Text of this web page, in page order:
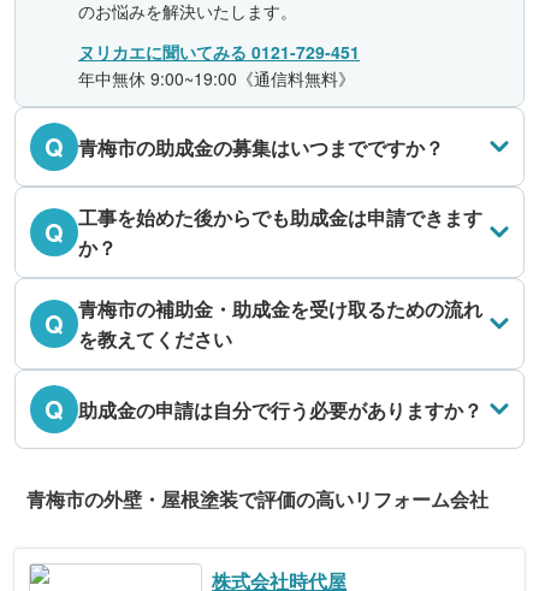
のお悩みを解決いたします。
ヌリカエに聞いてみる 0121-729-451
年中無休 9:00~19:00《通信料無料》
Q 青梅市の助成金の募集はいつまでですか？
Q 工事を始めた後からでも助成金は申請できます
か？
Q 青梅市の補助金・助成金を受け取るための流れ
を教えてください
Q 助成金の申請は自分で行う必要がありますか？
青梅市の外壁・屋根塗装で評価の高いリフォーム会社
株式会社時代屋